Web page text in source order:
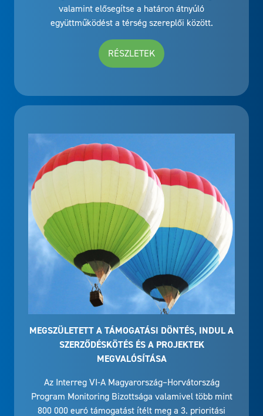
valamint elősegítse a határon átnyúló
együttműködést a térség szereplői között.
RÉSZLETEK
MEGSZÜLETETT A TÁMOGATÁSI DÖNTÉS, INDUL A
SZERZŐDÉSKÖTÉS ÉS A PROJEKTEK
MEGVALÓSÍTÁSA
Az Interreg VI-A Magyarország–Horvátország
Program Monitoring Bizottsága valamivel több mint
800 000 euró támogatást ítélt meg a 3. prioritási